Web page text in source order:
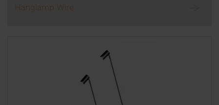
Hanglamp Wire